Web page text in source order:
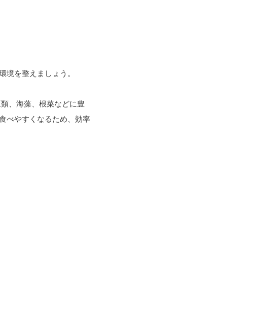
を整えましょう。
、海藻、根菜などに豊
べやすくなるため、効率